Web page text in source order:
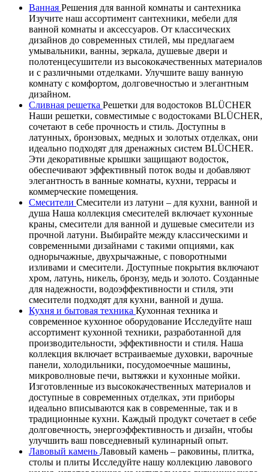
Ванная Решения для ванной комнаты и сантехника
Изучите наш ассортимент сантехники, мебели для
ванной комнаты и аксессуаров. От классических
дизайнов до современных стилей, мы предлагаем
умывальники, ванны, зеркала, душевые двери и
полотенцесушители из высококачественных материалов
и с различными отделками. Улучшите вашу ванную
комнату с комфортом, долговечностью и элегантным
дизайном.
Сливная решетка Решетки для водостоков BLÜCHER
Наши решетки, совместимые с водостоками BLÜCHER,
сочетают в себе прочность и стиль. Доступны в
латунных, бронзовых, медных и золотых отделках, они
идеально подходят для дренажных систем BLÜCHER.
Эти декоративные крышки защищают водосток,
обеспечивают эффективный поток воды и добавляют
элегантность в ванные комнаты, кухни, террасы и
коммерческие помещения.
Смесители Смесители из латуни – для кухни, ванной и
душа Наша коллекция смесителей включает кухонные
краны, смесители для ванной и душевые смесители из
прочной латуни. Выбирайте между классическими и
современными дизайнами с такими опциями, как
однорычажные, двухрычажные, с поворотными
изливами и смесители. Доступные покрытия включают
хром, латунь, никель, бронзу, медь и золото. Созданные
для надежности, водоэффективности и стиля, эти
смесители подходят для кухни, ванной и душа.
Кухня и бытовая техника Кухонная техника и
современное кухонное оборудование Исследуйте наш
ассортимент кухонной техники, разработанной для
производительности, эффективности и стиля. Наша
коллекция включает встраиваемые духовки, варочные
панели, холодильники, посудомоечные машины,
микроволновые печи, вытяжки и кухонные мойки.
Изготовленные из высококачественных материалов и
доступные в современных отделках, эти приборы
идеально вписываются как в современные, так и в
традиционные кухни. Каждый продукт сочетает в себе
долговечность, энергоэффективность и дизайн, чтобы
улучшить ваш повседневный кулинарный опыт.
Лавовый камень Лавовый камень – раковины, плитка,
столы и плиты Исследуйте нашу коллекцию лавового